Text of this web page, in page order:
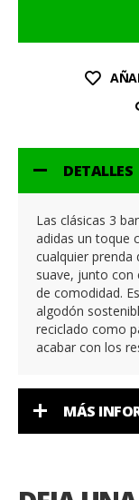
DETALLES
Las clásicas 3
adidas un toque
cualquier prenda
suave, junto con
de comodidad.
algodón
reciclado como
acabar con los
MÁS